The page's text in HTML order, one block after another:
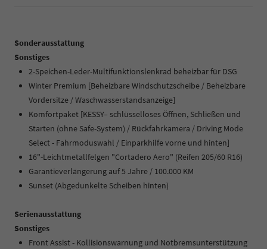
Sonderausstattung
Sonstiges
2-Speichen-Leder-Multifunktionslenkrad beheizbar für DSG
Winter Premium [Beheizbare Windschutzscheibe / Beheizbare
Vordersitze / Waschwasserstandsanzeige]
Komfortpaket [KESSY– schlüsselloses Öffnen, Schließen und
Starten (ohne Safe-System) / Rückfahrkamera / Driving Mode
Select - Fahrmoduswahl / Einparkhilfe vorne und hinten]
16"-Leichtmetallfelgen "Cortadero Aero" (Reifen 205/60 R16)
Garantieverlängerung auf 5 Jahre / 100.000 KM
Sunset (Abgedunkelte Scheiben hinten)
Serienausstattung
Sonstiges
Front Assist - Kollisionswarnung und Notbremsunterstützung